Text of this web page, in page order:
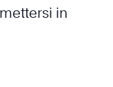
in